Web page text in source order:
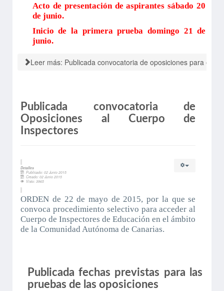
Acto de presentación de aspirantes sábado 20
de junio.
Inicio de la primera prueba domingo 21 de
junio.
Leer más: Publicada convocatoria de oposiciones para el
Publicada convocatoria de
Oposiciones al Cuerpo de
Inspectores
Detalles
Publicado: 02 Junio 2015
Creado: 02 Junio 2015
Visto: 3965
ORDEN de 22 de mayo de 2015, por la que se
convoca procedimiento selectivo para acceder al
Cuerpo de Inspectores de Educación en el ámbito
de la Comunidad Autónoma de Canarias.
Publicada fechas previstas para las
pruebas de las oposiciones